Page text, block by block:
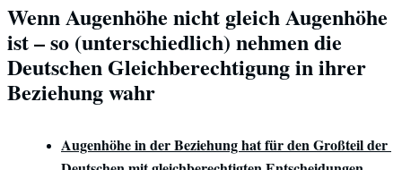
Wenn Augenhöhe nicht gleich Augenhöhe
ist – so (unterschiedlich) nehmen die
Deutschen Gleichberechtigung in ihrer
Beziehung wahr
Augenhöhe in der Beziehung hat für den Großteil der